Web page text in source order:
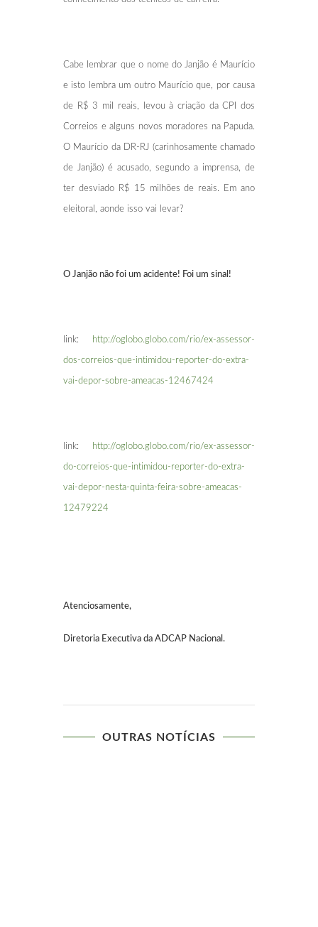
Cabe lembrar que o nome do Janjão é Maurício
e isto lembra um outro Maurício que, por causa
de R$ 3 mil reais, levou à criação da CPI dos
Correios e alguns novos moradores na Papuda.
O Maurício da DR-RJ (carinhosamente chamado
de Janjão) é acusado, segundo a imprensa, de
ter desviado R$ 15 milhões de reais. Em ano
eleitoral, aonde isso vai levar?
O Janjão não foi um acidente! Foi um sinal!
link: http://oglobo.globo.com/rio/ex-assessor-
dos-correios-que-intimidou-reporter-do-extra-
vai-depor-sobre-ameacas-12467424
link: http://oglobo.globo.com/rio/ex-assessor-
do-correios-que-intimidou-reporter-do-extra-
vai-depor-nesta-quinta-feira-sobre-ameacas-
12479224
Atenciosamente,
Diretoria Executiva da ADCAP Nacional.
OUTRAS NOTÍCIAS